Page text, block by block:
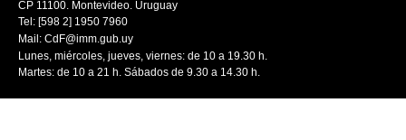
CP 11100. Montevideo. Uruguay
Tel: [598 2] 1950 7960
Mail: CdF@imm.gub.uy
Lunes, miércoles, jueves, viernes: de 10 a 19.30 h.
Martes: de 10 a 21 h. Sábados de 9.30 a 14.30 h.